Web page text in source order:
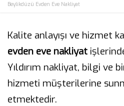
Beylikdüzü Evden Eve Nakliyat
Kalite anlayışı ve hizmet
evden eve nakliyat
Yıldırım nakliyat, bilgi ve
hizmeti müşterilerine
etmektedir.